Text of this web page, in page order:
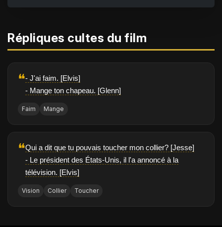
Répliques cultes du film
❝- J'ai faim. [Elvis]
- Mange ton chapeau. [Glenn]
Faim Mange
❝Qui a dit que tu pouvais toucher mon collier? [Jesse]
- Le président des États-Unis, il l'a annoncé à la
télévision. [Elvis]
Vision Collier Toucher